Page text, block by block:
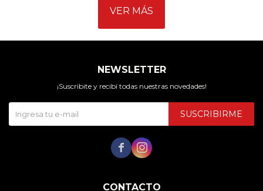
VER MÁS
CONTACTO
NEWSLETTER
¡Suscribite y recibí todas nuestras novedades!
SUSCRIBIRME
 